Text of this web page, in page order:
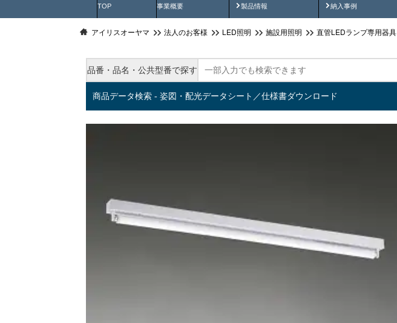
TOP 事業概要 製品情報
製品動画 納入事例
納入事例動画
アイリスオーヤマ 法人のお客様 LED照明 施設用照明 直管LEDランプ専用器具
品番・品名・公共型番で探す
商品データ検索 - 姿図・配光データシート／仕様書ダウンロード